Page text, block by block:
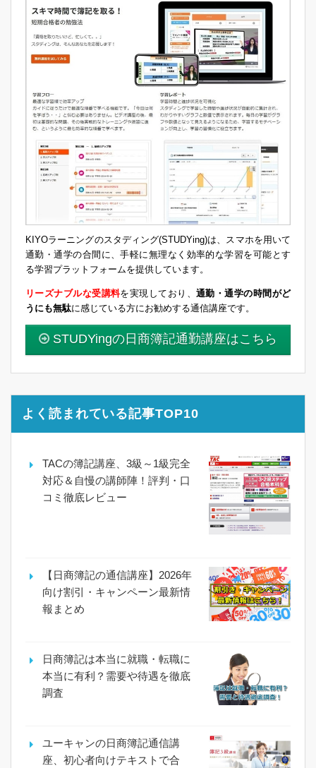
KIYOラーニングのスタディング(STUDYing)は、スマホを用いて
通勤・通学の合間に、手軽に無理なく効率的な学習を可能とす
る学習プラットフォームを提供しています。
リーズナブルな受講料を実現しており、通勤・通学の時間がど
うにも無駄に感じている方にお勧めする通信講座です。
STUDYingの日商簿記通勤講座はこちら
よく読まれている記事TOP10
TACの簿記講座、3級～1級完全
対応＆自慢の講師陣！評判・口
コミ徹底レビュー
【日商簿記の通信講座】2026年
向け割引・キャンペーン最新情
報まとめ
日商簿記は本当に就職・転職に
本当に有利？需要や待遇を徹底
調査
ユーキャンの日商簿記通信講
座、初心者向けテキストで合